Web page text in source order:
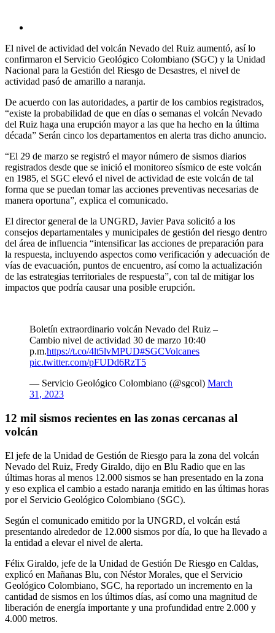
El nivel de actividad del volcán Nevado del Ruiz aumentó, así lo
confirmaron el Servicio Geológico Colombiano (SGC) y la Unidad
Nacional para la Gestión del Riesgo de Desastres, el nivel de
actividad pasó de amarillo a naranja.
De acuerdo con las autoridades, a partir de los cambios registrados,
“existe la probabilidad de que en días o semanas el volcán Nevado
del Ruiz haga una erupción mayor a las que ha hecho en la última
década” Serán cinco los departamentos en alerta tras dicho anuncio.
“El 29 de marzo se registró el mayor número de sismos diarios
registrados desde que se inició el monitoreo sísmico de este volcán
en 1985, el SGC elevó el nivel de actividad de este volcán de tal
forma que se puedan tomar las acciones preventivas necesarias de
manera oportuna”, explica el comunicado.
El director general de la UNGRD, Javier Pava solicitó a los
consejos departamentales y municipales de gestión del riesgo dentro
del área de influencia “intensificar las acciones de preparación para
la respuesta, incluyendo aspectos como verificación y adecuación de
vías de evacuación, puntos de encuentro, así como la actualización
de las estrategias territoriales de respuesta”, con tal de mitigar los
impactos que podría causar una posible erupción.
Boletín extraordinario volcán Nevado del Ruiz –
Cambio nivel de actividad 30 de marzo 10:40
p.m.https://t.co/4lt5lvMPUD#SGCVolcanes
pic.twitter.com/pFUDd6RzT5
— Servicio Geológico Colombiano (@sgcol) March
31, 2023
12 mil sismos recientes en las zonas cercanas al
volcán
El jefe de la Unidad de Gestión de Riesgo para la zona del volcán
Nevado del Ruiz, Fredy Giraldo, dijo en Blu Radio que en las
últimas horas al menos 12.000 sismos se han presentado en la zona
y eso explica el cambio a estado naranja emitido en las últimas horas
por el Servicio Geológico Colombiano (SGC).
Según el comunicado emitido por la UNGRD, el volcán está
presentando alrededor de 12.000 sismos por día, lo que ha llevado a
la entidad a elevar el nivel de alerta.
Félix Giraldo, jefe de la Unidad de Gestión De Riesgo en Caldas,
explicó en Mañanas Blu, con Néstor Morales, que el Servicio
Geológico Colombiano, SGC, ha reportado un incremento en la
cantidad de sismos en los últimos días, así como una magnitud de
liberación de energía importante y una profundidad entre 2.000 y
4.000 metros.